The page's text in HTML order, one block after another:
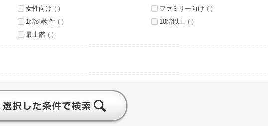
女性向け (-) ファミリー向け (-)
1階の物件 (-) 10階以上 (-)
最上階 (-)